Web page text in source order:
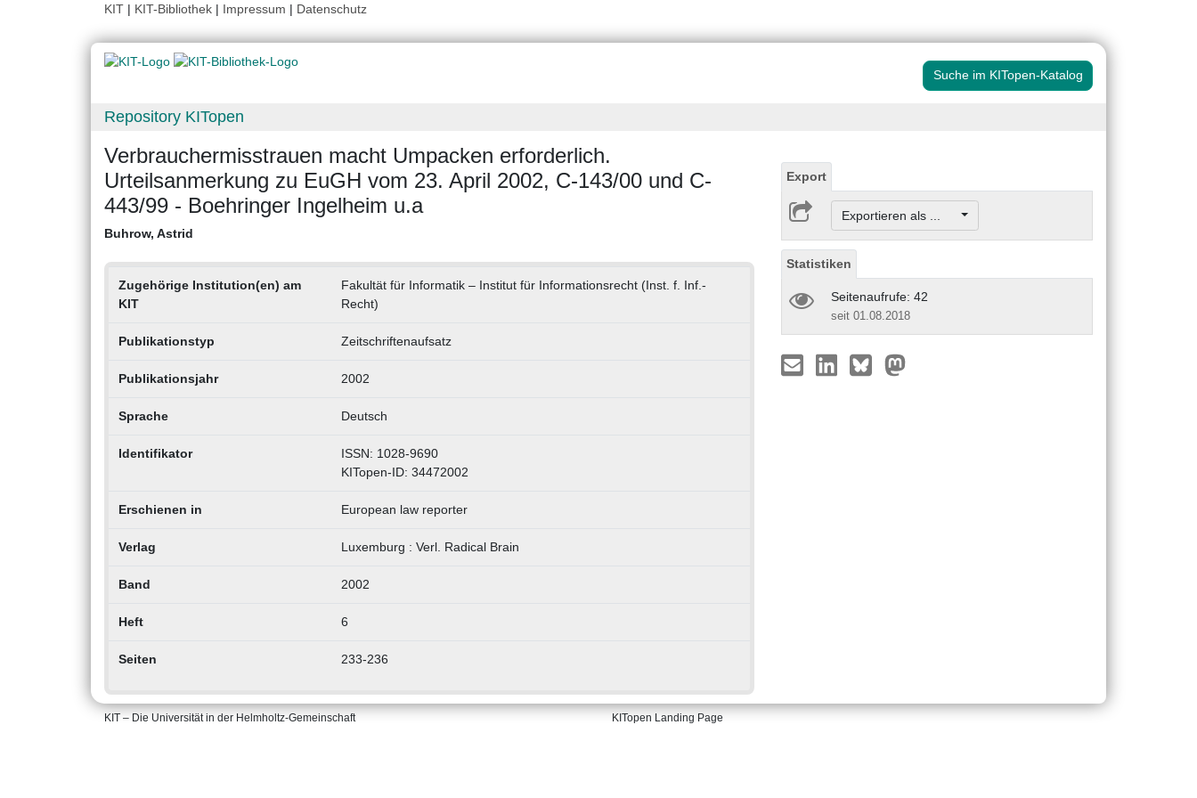
KIT | KIT-Bibliothek | Impressum | Datenschutz
Suche im KITopen-Katalog
Repository KITopen
Verbrauchermisstrauen macht Umpacken erforderlich.
Urteilsanmerkung zu EuGH vom 23. April 2002, C-143/00 und C-
443/99 - Boehringer Ingelheim u.a
Buhrow, Astrid
Zugehörige Institution(en) am
KIT
Fakultät für Informatik – Institut für Informationsrecht (Inst. f. Inf.-
Recht)
Publikationstyp Zeitschriftenaufsatz
Publikationsjahr 2002
Sprache Deutsch
Identifikator
ISSN: 1028-9690
KITopen-ID: 34472002
Erschienen in European law reporter
Verlag Luxemburg : Verl. Radical Brain
Band 2002
Heft 6
Seiten 233-236
Export
Exportieren als ...
Statistiken
Seitenaufrufe: 42
seit 01.08.2018
KIT – Die Universität in der Helmholtz-Gemeinschaft KITopen Landing Page